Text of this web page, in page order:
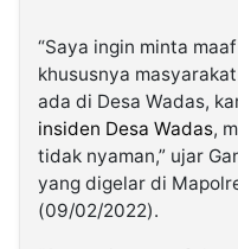
“Saya ingin minta
khususnya
ada di Desa Wadas,
insiden Desa Wadas,
tidak nyaman,” ujar
yang digelar di
(09/02/2022).